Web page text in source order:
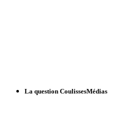
La question CoulissesMédias